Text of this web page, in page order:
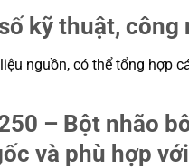
kỹ thuật, công
nguồn, có thể tổng hợp
– Bột nhão
và phù hợp